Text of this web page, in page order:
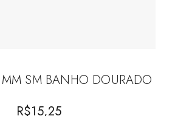
SM BANHO DOURADO
R$15,25